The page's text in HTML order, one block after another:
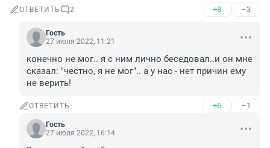
ОТВЕТИТЬ 2 +8 –3
Гость
27 июля 2022, 11:21
конечно не мог.. я с ним лично беседовал..и он мне
сказал: "честно, я не мог".. а у нас - нет причин ему
не верить!
ОТВЕТИТЬ +6 –1
Гость
27 июля 2022, 16:14